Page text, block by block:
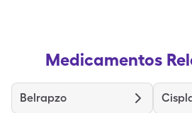
Medicamentos
Belrapzo